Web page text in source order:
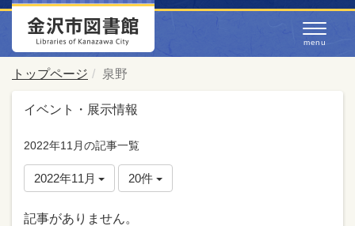
トップページ 泉野
イベント・展示情報
2022年11月の記事一覧
2022年11月 20件
記事がありません。